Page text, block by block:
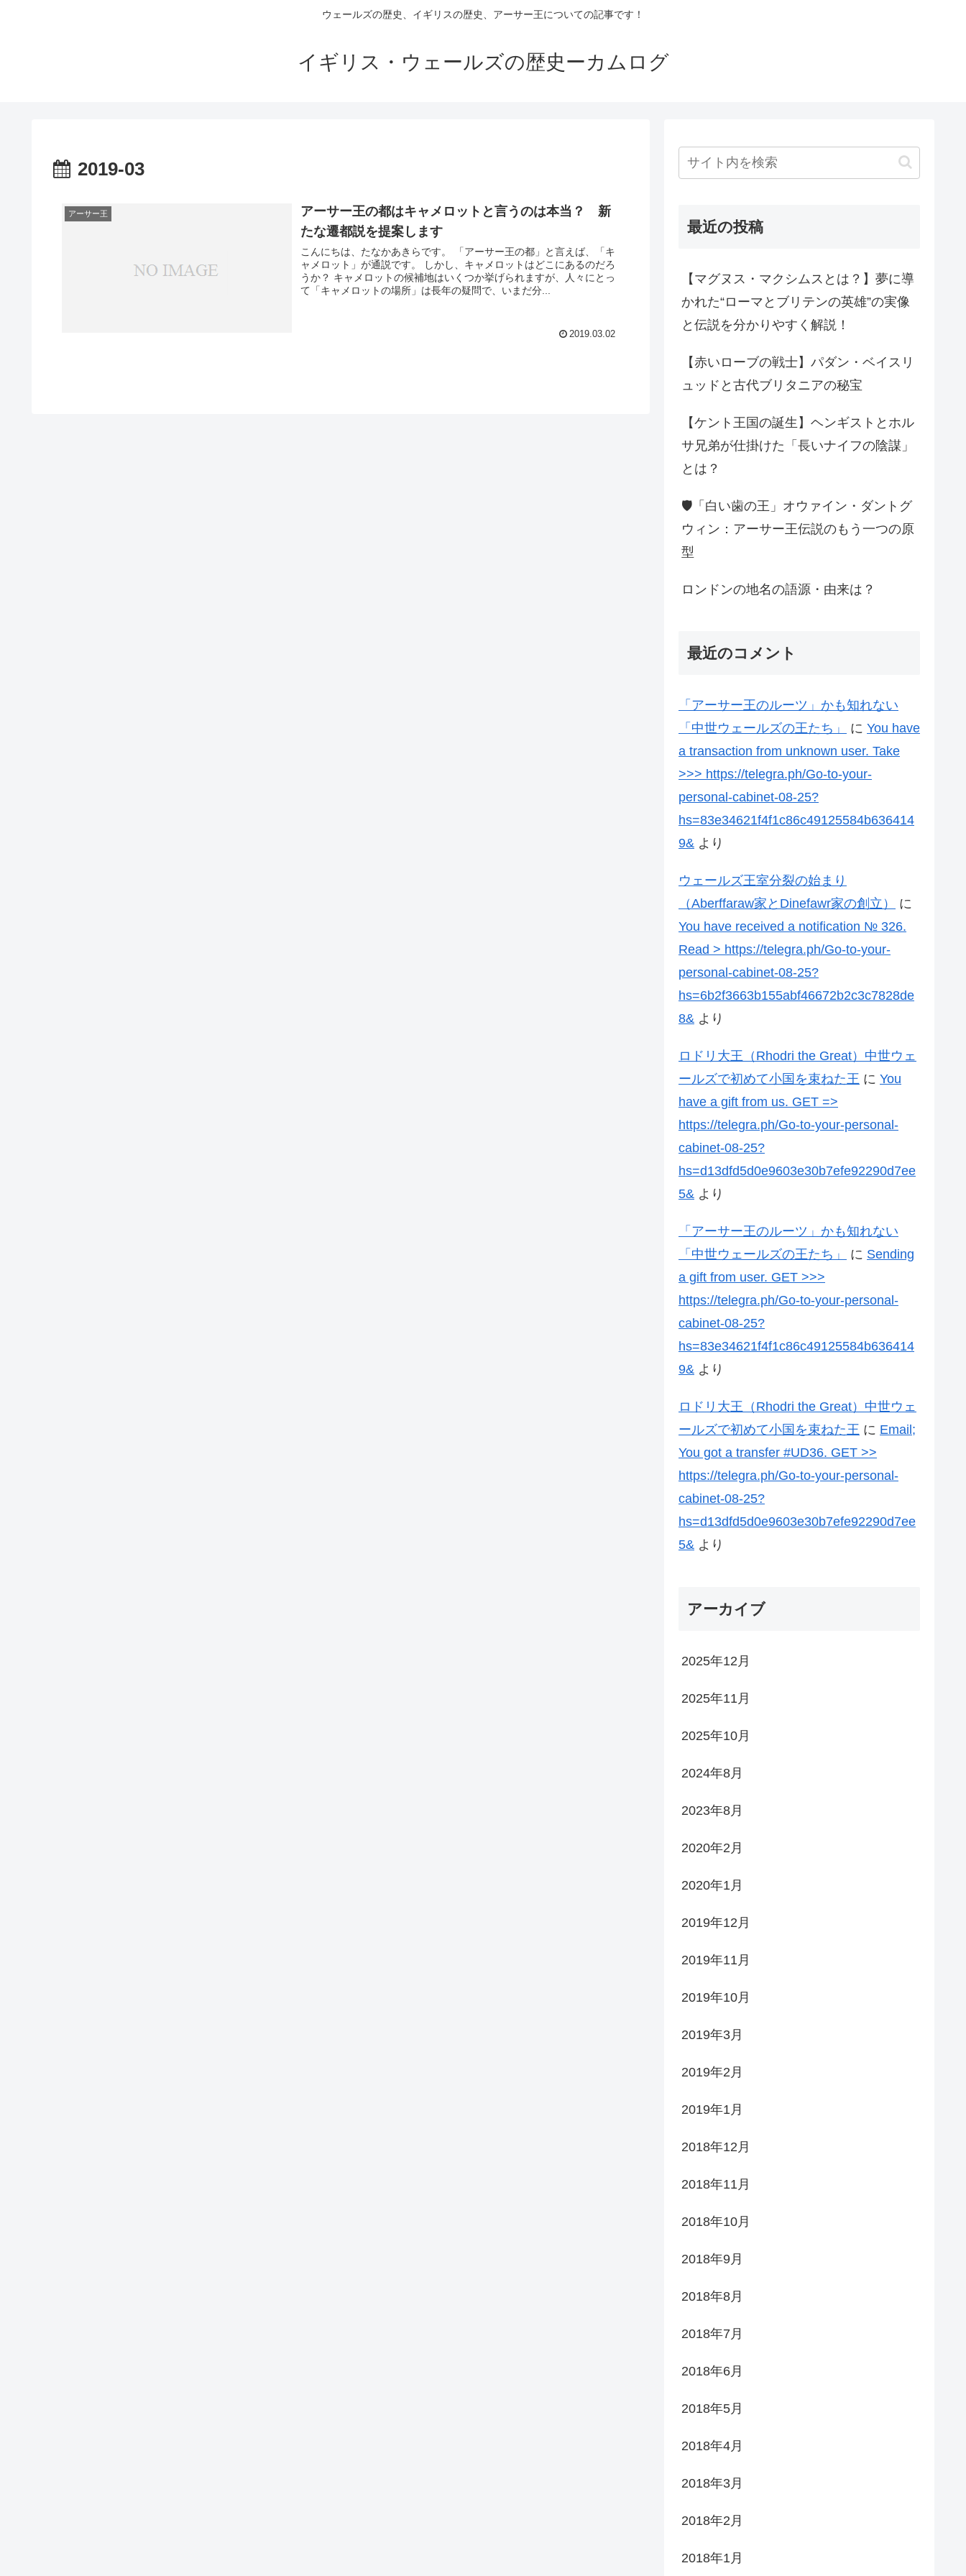
ウェールズの歴史、イギリスの歴史、アーサー王についての記事です！
イギリス・ウェールズの歴史ーカムログ
2019-03
アーサー王
アーサー王の都はキャメロットと言うのは本当？ 新
たな遷都説を提案します
こんにちは、たなかあきらです。 「アーサー王の都」と言えば、「キ
ャメロット」が通説です。 しかし、キャメロットはどこにあるのだろ
うか？ キャメロットの候補地はいくつか挙げられますが、人々にとっ
て「キャメロットの場所」は長年の疑問で、いまだ分...
2019.03.02
最近の投稿
【マグヌス・マクシムスとは？】夢に導
かれた“ローマとブリテンの英雄”の実像
と伝説を分かりやすく解説！
【赤いローブの戦士】パダン・ベイスリ
ュッドと古代ブリタニアの秘宝
【ケント王国の誕生】ヘンギストとホル
サ兄弟が仕掛けた「長いナイフの陰謀」
とは？
🛡️「白い歯の王」オウァイン・ダントグ
ウィン：アーサー王伝説のもう一つの原
型
ロンドンの地名の語源・由来は？
最近のコメント
「アーサー王のルーツ」かも知れない
「中世ウェールズの王たち」
に You have
a transaction from unknown user. Take
>>> https://telegra.ph/Go-to-your-
personal-cabinet-08-25?
hs=83e34621f4f1c86c49125584b636414
9& より
ウェールズ王室分裂の始まり
（Aberffaraw家とDinefawr家の創立）
に
You have received a notification № 326.
Read > https://telegra.ph/Go-to-your-
personal-cabinet-08-25?
hs=6b2f3663b155abf46672b2c3c7828de
8& より
ロドリ大王（Rhodri the Great）中世ウェ
ールズで初めて小国を束ねた王 に You
have a gift from us. GЕТ =>
https://telegra.ph/Go-to-your-personal-
cabinet-08-25?
hs=d13dfd5d0e9603e30b7efe92290d7ee
5& より
「アーサー王のルーツ」かも知れない
「中世ウェールズの王たち」
に Sending
a gift from user. GЕТ >>>
https://telegra.ph/Go-to-your-personal-
cabinet-08-25?
hs=83e34621f4f1c86c49125584b636414
9& より
ロドリ大王（Rhodri the Great）中世ウェ
ールズで初めて小国を束ねた王 に Email;
You got a transfer #UD36. GET >>
https://telegra.ph/Go-to-your-personal-
cabinet-08-25?
hs=d13dfd5d0e9603e30b7efe92290d7ee
5& より
アーカイブ
2025年12月
2025年11月
2025年10月
2024年8月
2023年8月
2020年2月
2020年1月
2019年12月
2019年11月
2019年10月
2019年3月
2019年2月
2019年1月
2018年12月
2018年11月
2018年10月
2018年9月
2018年8月
2018年7月
2018年6月
2018年5月
2018年4月
2018年3月
2018年2月
2018年1月